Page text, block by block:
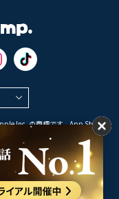
Inc. の商標です。App Store は
。
です。
会話